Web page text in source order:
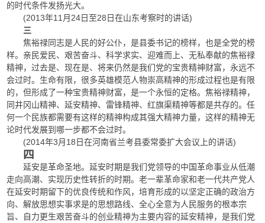
的时代条件发扬光大。
(2013年11月24日至28日在山东考察时的讲话)
三
焦裕禄同志是人民的好公仆，是县委书记的榜样，也是全党的榜
样。亲民爱民、艰苦奋斗、科学求实、迎难而上、无私奉献的焦裕禄
精神，过去是、现在是、将来仍然是我们党的宝贵精神财富，永远不
会过时。生命有限，很多英雄模范人物崇高精神的形成过程也是有限
的，但形成了一种宝贵精神财富，是一个永恒的定格。焦裕禄精神，
同井冈山精神、延安精神、雷锋精神、红旗渠精神等都是共存的。任
何一个民族都需要有这样的精神构成其强大精神力量，这样的精神无
论时代发展到哪一步都不会过时。
(2014年3月18日在河南省兰考县委常委扩大会议上的讲话)
四
延安是革命圣地。延安时期是我们党领导的中国革命事业从低潮
走向高潮、实现历史性转折的时期。老一辈革命家和老一代共产党人
在延安时期留下的优良传统和作风，培育形成的以坚定正确的政治方
向、解放思想实事求是的思想路线、全心全意为人民服务的根本宗
旨、自力更生艰苦奋斗的创业精神为主要内容的延安精神，是我们党